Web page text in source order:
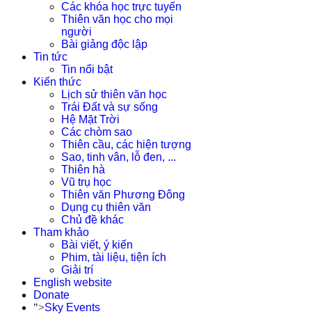
Các khóa học trực tuyến
Thiên văn học cho mọi
người
Bài giảng độc lập
Tin tức
Tin nổi bật
Kiến thức
Lịch sử thiên văn học
Trái Đất và sự sống
Hệ Mặt Trời
Các chòm sao
Thiên cầu, các hiện tượng
Sao, tinh vân, lỗ đen, ...
Thiên hà
Vũ trụ học
Thiên văn Phương Đông
Dụng cụ thiên văn
Chủ đề khác
Tham khảo
Bài viết, ý kiến
Phim, tài liệu, tiện ích
Giải trí
English website
Donate
">Sky Events